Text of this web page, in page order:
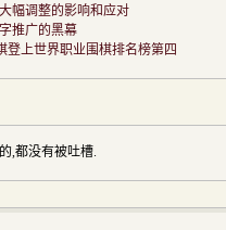
幅调整的影响和应对
推广的黑幕
登上世界职业围棋排名榜第四
,都没有被吐槽.